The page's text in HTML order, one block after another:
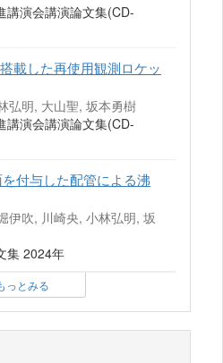
講演会講演論文集(CD-
載した再使用観測ロケッ
弘明, 大山聖, 坂本勇樹
講演会講演論文集(CD-
付与した配管による沸
伊吹, 川崎央, 小林弘明, 坂
集 2024年
っとみる